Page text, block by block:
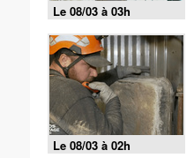
Le 08/03 à 03h
Le 08/03 à 02h